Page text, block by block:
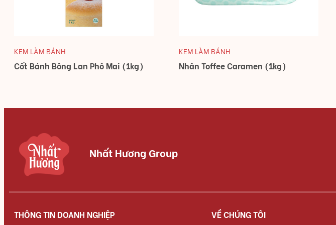
KEM LÀM BÁNH
Cốt Bánh Bông Lan Phô Mai (1kg)
KEM LÀM BÁNH
Nhân Toffee Caramen (1kg)
Nhất Hương Group
THÔNG TIN DOANH NGHIỆP VỀ CHÚNG TÔI